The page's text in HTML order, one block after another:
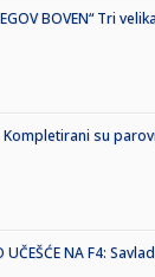
BOVEN“ Tri
su
UČEŠĆE NA F4: